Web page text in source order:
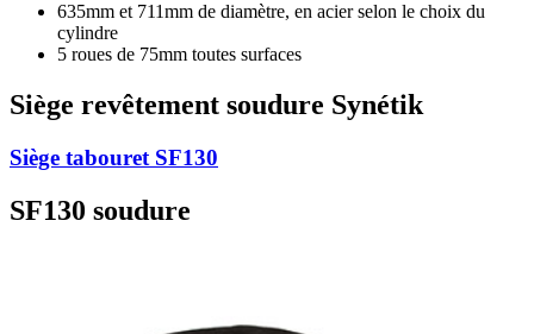
635mm et 711mm de diamètre, en acier selon le choix du
cylindre
5 roues de 75mm toutes surfaces
Siège revêtement soudure Synétik
Siège tabouret SF130
SF130 soudure